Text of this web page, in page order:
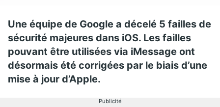
Une équipe de Google a décelé 5 failles de
sécurité majeures dans iOS. Les failles
pouvant être utilisées via iMessage ont
désormais été corrigées par le biais d’une
mise à jour d’Apple.
Publicité